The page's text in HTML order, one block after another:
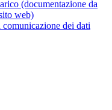
(documentazione da
web)
comunicazione dei dati